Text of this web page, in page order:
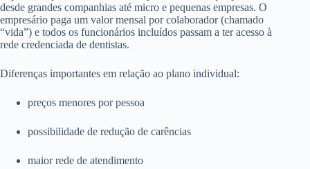
desde grandes companhias até micro e pequenas empresas. O
empresário paga um valor mensal por colaborador (chamado
“vida”) e todos os funcionários incluídos passam a ter acesso à
rede credenciada de dentistas.
Diferenças importantes em relação ao plano individual:
preços menores por pessoa
possibilidade de redução de carências
maior rede de atendimento